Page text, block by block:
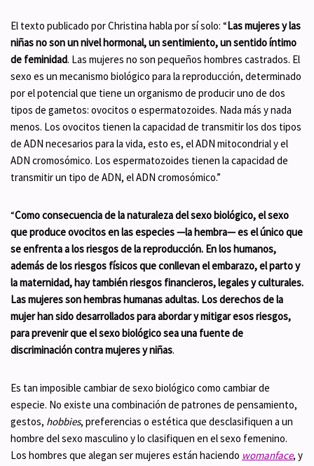
El texto publicado por Christina habla por sí solo: “Las mujeres y las
niñas no son un nivel hormonal, un sentimiento, un sentido íntimo
de feminidad. Las mujeres no son pequeños hombres castrados. El
sexo es un mecanismo biológico para la reproducción, determinado
por el potencial que tiene un organismo de producir uno de dos
tipos de gametos: ovocitos o espermatozoides. Nada más y nada
menos. Los ovocitos tienen la capacidad de transmitir los dos tipos
de ADN necesarios para la vida, esto es, el ADN mitocondrial y el
ADN cromosómico. Los espermatozoides tienen la capacidad de
transmitir un tipo de ADN, el ADN cromosómico.”
“Como consecuencia de la naturaleza del sexo biológico, el sexo
que produce ovocitos en las especies —la hembra— es el único que
se enfrenta a los riesgos de la reproducción. En los humanos,
además de los riesgos físicos que conllevan el embarazo, el parto y
la maternidad, hay también riesgos financieros, legales y culturales.
Las mujeres son hembras humanas adultas. Los derechos de la
mujer han sido desarrollados para abordar y mitigar esos riesgos,
para prevenir que el sexo biológico sea una fuente de
discriminación contra mujeres y niñas.
Es tan imposible cambiar de sexo biológico como cambiar de
especie. No existe una combinación de patrones de pensamiento,
gestos, hobbies, preferencias o estética que desclasifiquen a un
hombre del sexo masculino y lo clasifiquen en el sexo femenino.
Los hombres que alegan ser mujeres están haciendo womanface, y